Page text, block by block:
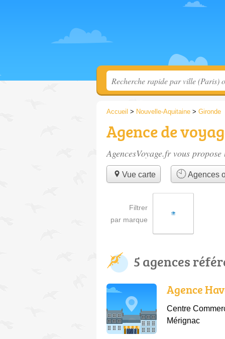
Accueil > Nouvelle-Aquitaine > Gironde
Agence de
AgencesVoyage.fr vous
Vue carte Agences
Filtrer
par marque
5 agences
Agence
Centre
Mérignac